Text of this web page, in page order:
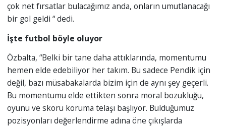
çok net fırsatlar bulacağımız anda, onların umutlanacağı
bir gol geldi “ dedi.
İşte futbol böyle oluyor
Özbalta, “Belki bir tane daha attıklarında, momentumu
hemen elde edebiliyor her takım. Bu sadece Pendik için
değil, bazı müsabakalarda bizim için de aynı şey geçerli.
Bu momentumu elde ettikten sonra moral bozukluğu,
oyunu ve skoru koruma telaşı başlıyor. Bulduğumuz
pozisyonları değerlendirme adına öne çıkışlarda